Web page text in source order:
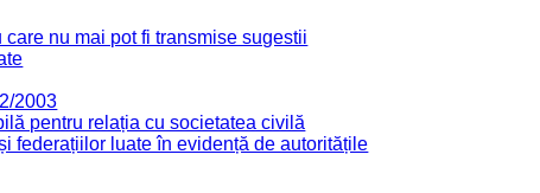
nu mai pot fi transmise sugestii
2003
pentru relația cu societatea civilă
federațiilor luate în evidență de autoritățile